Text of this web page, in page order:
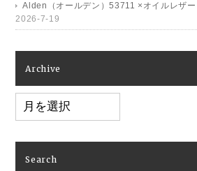
Alden（オールデン）53711 ×オイルレザ
2026-7-19
Archive
Archive
Search